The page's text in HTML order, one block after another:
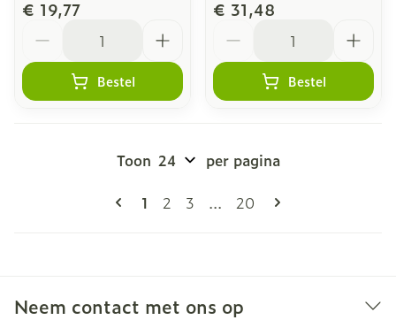
€ 19,77
Bestel
€ 31,48
Bestel
Pagina's
U lees momenteel pagina
1 Pagina
2 Pagina
3 ... Pagina
20
Toon per pagina
Neem contact met ons op